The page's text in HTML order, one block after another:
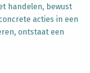
handelen, bewust
acties in een
ontstaat een